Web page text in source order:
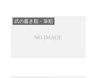
武の書き順・筆順